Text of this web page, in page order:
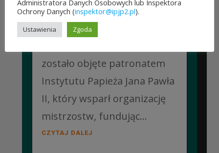
Mistrzostwa Polski
Duchowieństwa w Szachach
zostało objęte patronatem
Instytutu Papieża Jana Pawła
II, który wsparł organizację
mistrzostw, fundując...
CZYTAJ DALEJ
Administratora Danych Osobowych lub Inspektora
Ochrony Danych (inspektor@ipjp2.pl).
Ustawienia Zgoda